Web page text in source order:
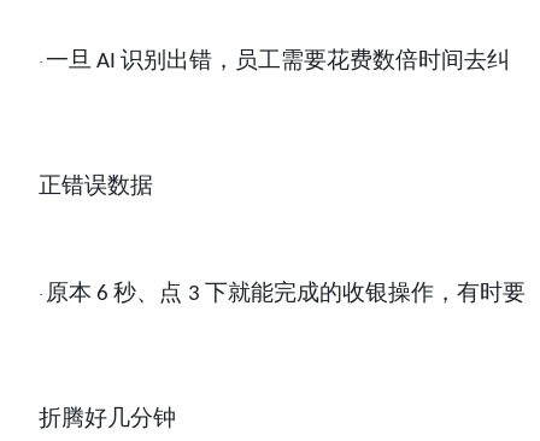
· 一旦 AI 识别出错，员工需要花费数倍时间去纠
正错误数据
· 原本 6 秒、点 3 下就能完成的收银操作，有时要
折腾好几分钟